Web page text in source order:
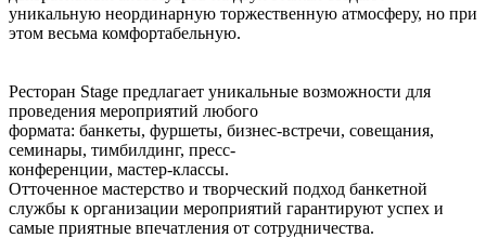
уникальную неординарную торжественную атмосферу, но при
этом весьма комфортабельную.
Ресторан Stage предлагает уникальные возможности для
проведения мероприятий любого
формата: банкеты, фуршеты, бизнес-встречи, совещания,
семинары, тимбилдинг, пресс-
конференции, мастер-классы.
Отточенное мастерство и творческий подход банкетной
службы к организации мероприятий гарантируют успех и
самые приятные впечатления от сотрудничества.